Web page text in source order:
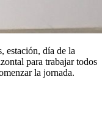
estación, día de la
para trabajar todos
la jornada.